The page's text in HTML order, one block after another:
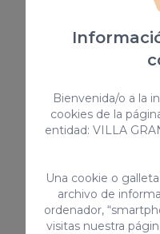
un desnivel
negativo de
altura de 1.192
Los
a las 8:30
Maspalomas,
Bienvenida/o a la
cookies de la
entidad: VILLA
Una cookie o
archivo de
ordenador,
visitas nuestra